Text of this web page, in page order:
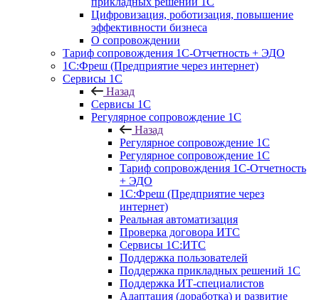
Цифровизация, роботизация, повышение
эффективности бизнеса
О сопровождении
Тариф сопровождения 1С-Отчетность + ЭДО
1С:Фреш (Предприятие через интернет)
Сервисы 1С
Назад
Сервисы 1С
Регулярное сопровождение 1С
Назад
Регулярное сопровождение 1С
Регулярное сопровождение 1С
Тариф сопровождения 1С-Отчетность
+ ЭДО
1С:Фреш (Предприятие через
интернет)
Реальная автоматизация
Проверка договора ИТС
Сервисы 1С:ИТС
Поддержка пользователей
Поддержка прикладных решений 1С
Поддержка ИТ-специалистов
Адаптация (доработка) и развитие